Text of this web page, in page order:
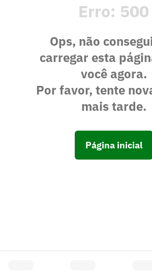
Erro: 500
Ops, não
carregar esta
você agora.
Por favor, tente
mais tarde.
Página inicial